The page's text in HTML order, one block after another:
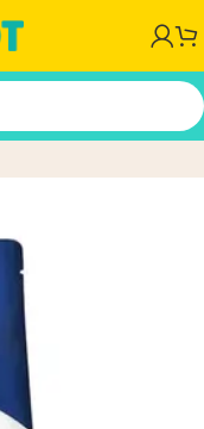
En Bolsa De 15 kg